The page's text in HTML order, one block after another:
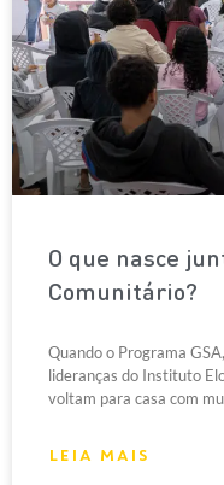
O que nasce
Comunitário?
Quando o Programa
lideranças do Instituto
voltam para casa com
LEIA MAIS